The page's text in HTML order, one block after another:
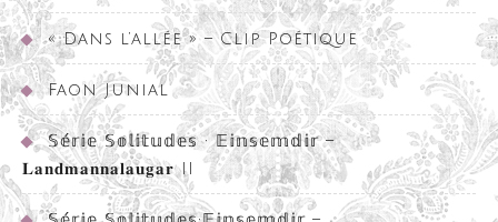
« Dans l’allée » – Clip Poétique
Faon Junial
𝕊𝕖́𝕣𝕚𝕖 𝕊𝕠𝕝𝕚𝕥𝕦𝕕𝕖𝕤 • 𝔼𝕚𝕟𝕤𝕖𝕞𝕕𝕚𝕣 –
𝐋𝐚𝐧𝐝𝐦𝐚𝐧𝐧𝐚𝐥𝐚𝐮𝐠𝐚𝐫 II